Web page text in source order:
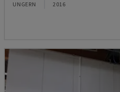
UNGERN 2016